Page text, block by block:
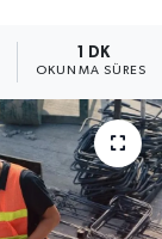
1 DK
OKUNMA SÜRESI